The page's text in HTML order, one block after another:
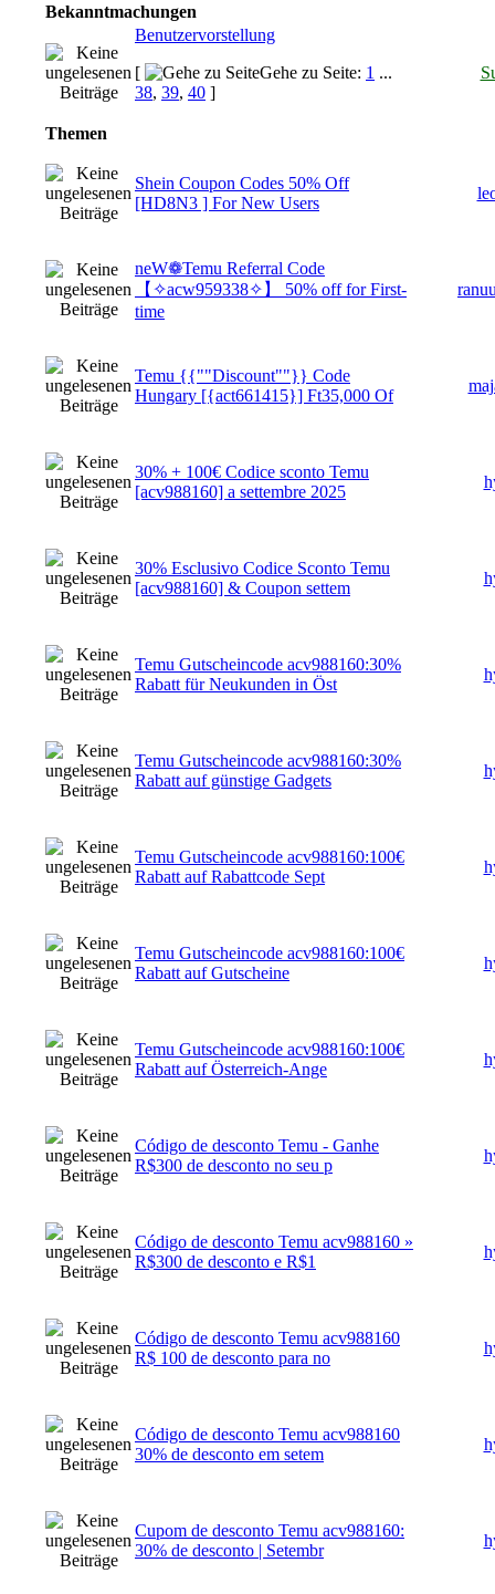
Bekanntmachungen
Benutzervorstellung
[
Gehe zu Seite: 1 ...
38, 39, 40 ]
Themen
Shein Coupon Codes 50% Off
[HD8N3 ] For New Users
neW❁Temu Referral Code
【✧acw959338✧】 50% off for First-
time
Temu {{""Discount""}} Code
Hungary [{act661415}] Ft35,000 Of
30% + 100€ Codice sconto Temu
[acv988160] a settembre 2025
30% Esclusivo Codice Sconto Temu
[acv988160] & Coupon settem
Temu Gutscheincode acv988160:30%
Rabatt für Neukunden in Öst
Temu Gutscheincode acv988160:30%
Rabatt auf günstige Gadgets
Temu Gutscheincode acv988160:100€
Rabatt auf Rabattcode Sept
Temu Gutscheincode acv988160:100€
Rabatt auf Gutscheine
Temu Gutscheincode acv988160:100€
Rabatt auf Österreich-Ange
Código de desconto Temu - Ganhe
R$300 de desconto no seu p
Código de desconto Temu acv988160 »
R$300 de desconto e R$1
Código de desconto Temu acv988160
R$ 100 de desconto para no
Código de desconto Temu acv988160
30% de desconto em setem
Cupom de desconto Temu acv988160:
30% de desconto | Setembr